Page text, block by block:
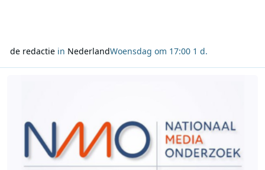
de redactiein NederlandWoensdag om 17:00 1 d.